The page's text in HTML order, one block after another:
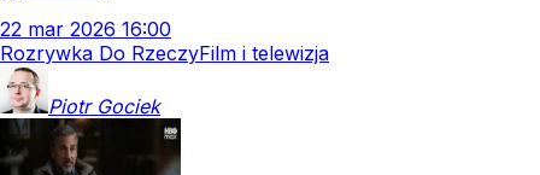
22 mar 2026 16:00
Rozrywka Do RzeczyFilm i telewizja
Piotr Gociek